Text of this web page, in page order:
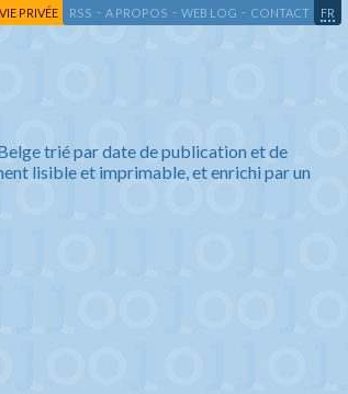
VIE PRIVÉE RSS - A PROPOS - WEB LOG - CONTACT FR
trié par date de publication et de
lisible et imprimable, et enrichi par un